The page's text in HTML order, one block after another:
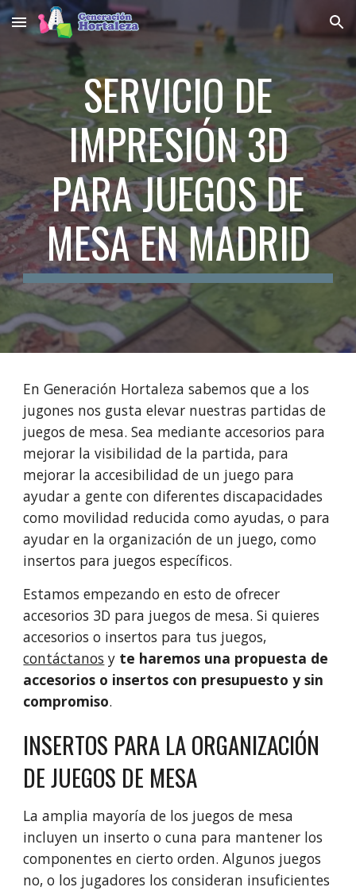
Skip to main content Skip to navigation
SERVICIO DE
IMPRESIÓN 3D
PARA JUEGOS DE
MESA EN MADRID
En Generación Hortaleza sabemos que a los
jugones nos gusta elevar nuestras partidas de
juegos de mesa. Sea mediante accesorios para
mejorar la visibilidad de la partida, para
mejorar la accesibilidad de un juego para
ayudar a gente con diferentes discapacidades
como movilidad reducida como ayudas, o para
ayudar en la organización de un juego, como
insertos para juegos específicos.
Estamos empezando en esto de ofrecer
accesorios 3D para juegos de mesa. Si quieres
accesorios o insertos para tus juegos,
contáctanos y te haremos una propuesta de
accesorios o insertos con presupuesto y sin
compromiso.
INSERTOS PARA LA ORGANIZACIÓN
DE JUEGOS DE MESA
La amplia mayoría de los juegos de mesa
incluyen un inserto o cuna para mantener los
componentes en cierto orden. Algunos juegos
no, o los jugadores los consideran insuficientes